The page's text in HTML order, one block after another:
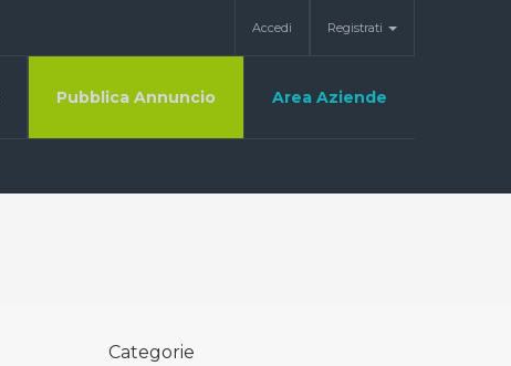
Accedi Registrati
Pubblica Annuncio Area Aziende
Categorie